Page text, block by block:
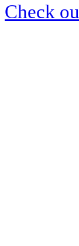
Check